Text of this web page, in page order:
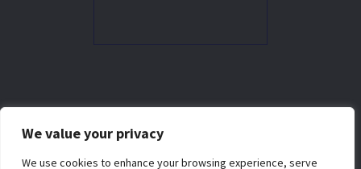
We value your privacy
We use cookies to enhance your browsing experience, serve
ติดต่อเรา